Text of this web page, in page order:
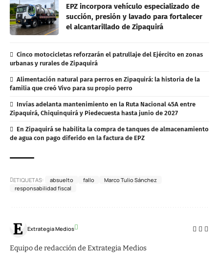
EPZ incorpora vehículo especializado de
succión, presión y lavado para fortalecer
el alcantarillado de Zipaquirá
Cinco motocicletas reforzarán el patrullaje del Ejército en zonas
urbanas y rurales de Zipaquirá
Alimentación natural para perros en Zipaquirá: la historia de la
familia que creó Vivo para su propio perro
Invías adelanta mantenimiento en la Ruta Nacional 45A entre
Zipaquirá, Chiquinquirá y Piedecuesta hasta junio de 2027
En Zipaquirá se habilita la compra de tanques de almacenamiento
de agua con pago diferido en la factura de EPZ
ETIQUETAS: absuelto fallo
Marco Tulio Sánchez
responsabilidad fiscal
Extrategia Medios
Equipo de redacción de Extrategia Medios